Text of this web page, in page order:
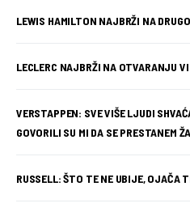
LEWIS HAMILTON NAJBRŽI NA
LECLERC NAJBRŽI NA OTVARANJU
VERSTAPPEN: SVE VIŠE LJUDI
GOVORILI SU MI DA SE PRESTANEM
RUSSELL: ŠTO TE NE UBIJE, OJAČA